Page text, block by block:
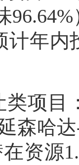
96.64%
计年内
类项目
森哈达
资源